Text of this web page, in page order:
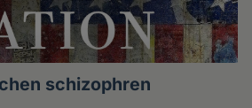
schizophren